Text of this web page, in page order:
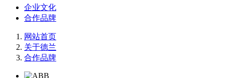
企业文化
合作品牌
网站首页
关于德兰
合作品牌